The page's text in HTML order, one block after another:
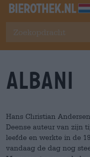
Albani
Hans Christian
Deense auteur van zijn
leefde en werkte in de
vandaag de dag nog